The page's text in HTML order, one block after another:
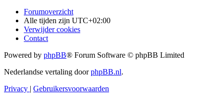
Forumoverzicht
Alle tijden zijn UTC+02:00
Verwijder cookies
Contact
Powered by phpBB® Forum Software © phpBB Limited
Nederlandse vertaling doorphpBB.nl.
Privacy | Gebruikersvoorwaarden